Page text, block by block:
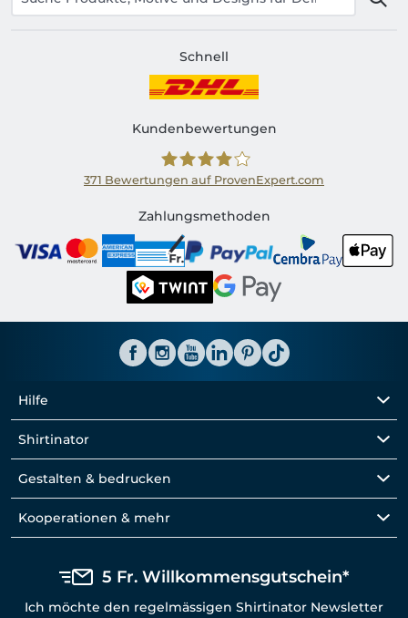
Schnell
Kundenbewertungen
Shirtinator CH
371 Bewertungen auf ProvenExpert.com
Zahlungsmethoden
Hilfe
Shirtinator
Gestalten & bedrucken
Kooperationen & mehr
5 Fr. Willkommensgutschein*
Ich möchte den regelmässigen Shirtinator Newsletter